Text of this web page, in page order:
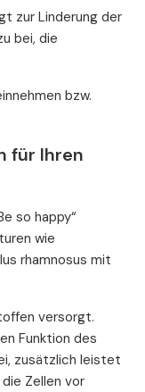
zur Linderung der
bei, die
bzw.
für Ihren
so happy“
wie
rhamnosus mit
versorgt.
Funktion des
zusätzlich leistet
Zellen vor